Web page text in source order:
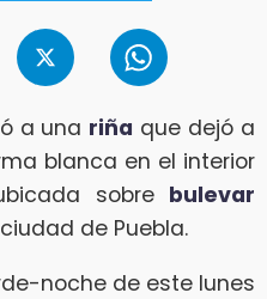
a una riña que dejó a
blanca en el interior
sobre bulevar
de Puebla.
noche de este lunes